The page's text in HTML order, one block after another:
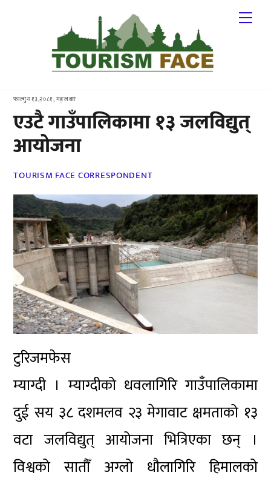
फाल्गुन १३,२०८१, मङ्लबार
एउटै गाउँपालिकामा १३ जलविद्युत्
आयोजना
TOURISM FACE CORRESPONDENT
टुरिजमफेस
म्याग्दी । म्याग्दीको धवलागिरि गाउँपालिकामा
दुई सय ३८ दशमलव २३ मेगावाट क्षमताको १३
वटा जलविद्युत् आयोजना भित्रिएका छन् ।
विश्वको सातौँ अग्लो धौलागिरि हिमालको